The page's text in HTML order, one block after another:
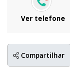
Ver telefone
Compartilhar